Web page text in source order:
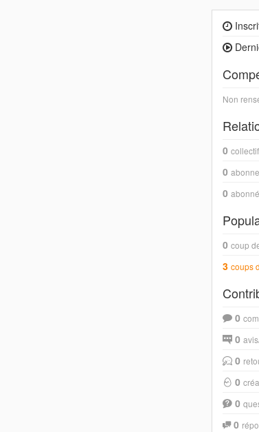
Non
0 collectif
0
0 abonné
0 coup
3 coups
0
0
0
0
0
0